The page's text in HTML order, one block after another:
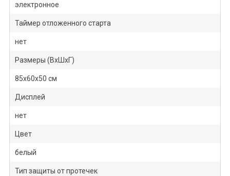
электронное
Таймер отложенного старта
нет
Размеры (ВхШхГ)
85х60х50 см
Дисплей
нет
Цвет
белый
Тип защиты от протечек